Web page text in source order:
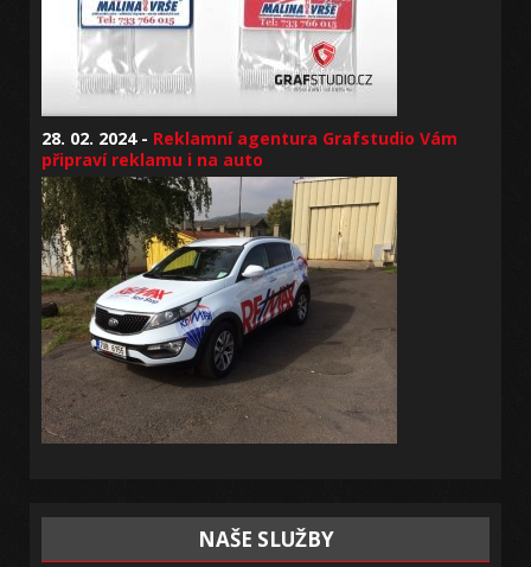
28. 02. 2024 - Reklamní agentura Grafstudio Vám
připraví reklamu i na auto
NAŠE SLUŽBY